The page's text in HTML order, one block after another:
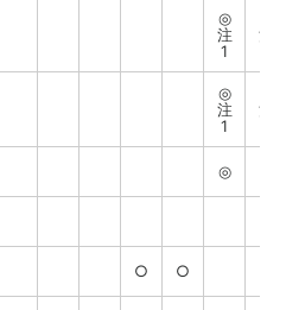
◎
注
1
注
◎
注
1
注
◎
○ ○